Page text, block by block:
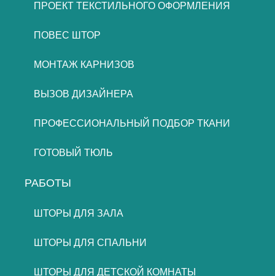
ПРОЕКТ ТЕКСТИЛЬНОГО ОФОРМЛЕНИЯ
ПОВЕС ШТОР
МОНТАЖ КАРНИЗОВ
ВЫЗОВ ДИЗАЙНЕРА
ПРОФЕССИОНАЛЬНЫЙ ПОДБОР ТКАНИ
ГОТОВЫЙ ТЮЛЬ
РАБОТЫ
ШТОРЫ ДЛЯ ЗАЛА
ШТОРЫ ДЛЯ СПАЛЬНИ
ШТОРЫ ДЛЯ ДЕТСКОЙ КОМНАТЫ